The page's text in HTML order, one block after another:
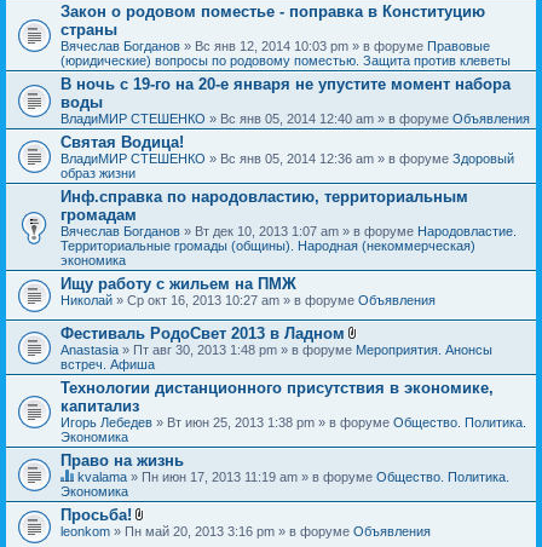
Закон о родовом поместье - поправка в Конституцию
страны
Вячеслав Богданов » Вс янв 12, 2014 10:03 pm » в форуме Правовые
(юридические) вопросы по родовому поместью. Защита против клеветы
В ночь с 19-го на 20-е января не упустите момент набора
воды
ВладиМИР СТЕШЕНКО » Вс янв 05, 2014 12:40 am » в форуме Объявления
Святая Водица!
ВладиМИР СТЕШЕНКО » Вс янв 05, 2014 12:36 am » в форуме Здоровый
образ жизни
Инф.справка по народовластию, территориальным
громадам
Вячеслав Богданов » Вт дек 10, 2013 1:07 am » в форуме Народовластие.
Территориальные громады (общины). Народная (некоммерческая)
экономика
Ищу работу с жильем на ПМЖ
Николай » Ср окт 16, 2013 10:27 am » в форуме Объявления
Фестиваль РодоСвет 2013 в Ладном
В
о
ж
н
и
я
Anastasia » Пт авг 30, 2013 1:48 pm » в форуме Мероприятия. Анонсы
встреч. Афиша
Технологии дистанционного присутствия в экономике,
капитализ
Игорь Лебедев » Вт июн 25, 2013 1:38 pm » в форуме Общество. Политика.
Экономика
Право на жизнь
Д
а
н
н
kvalama » Пн июн 17, 2013 11:19 am » в форуме Общество. Политика.
Экономика
Просьба!
В
leonkom » Пн май 20, 2013 3:16 pm » в форуме Объявления